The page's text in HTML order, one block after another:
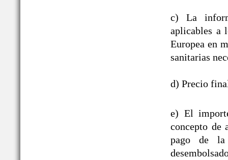
c) La
aplicables a
Europea en
sanitarias
d) Precio
e) El
concepto de
pago de